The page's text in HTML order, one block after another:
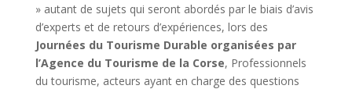
» autant de sujets qui seront abordés par le biais d’avis
d’experts et de retours d’expériences, lors des
Journées du Tourisme Durable organisées par
l’Agence du Tourisme de la Corse, Professionnels
du tourisme, acteurs ayant en charge des questions